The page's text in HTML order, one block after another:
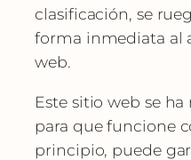
clasificación, se
forma inmediata al
web.
Este sitio web se
para que funcione
principio, puede